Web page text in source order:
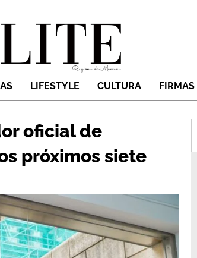
LIFESTYLE CULTURA FIRMAS
oficial de
próximos siete